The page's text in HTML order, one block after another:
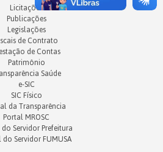
Licitações
Publicações
Legislações
de Contrato
de Contas
Patrimônio
Saúde
e-SIC
SIC Físico
da Transparência
Portal MROSC
Servidor Prefeitura
Servidor FUMUSA